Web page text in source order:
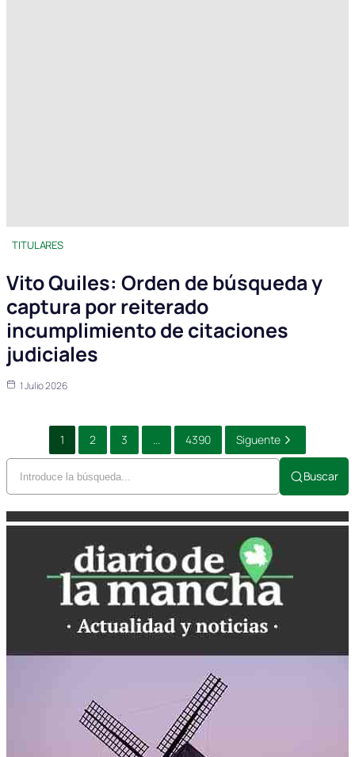
TITULARES
Vito Quiles: Orden de búsqueda y
captura por reiterado
incumplimiento de citaciones
judiciales
1 Julio 2026
1 2 3 ... 4390 Siguente
Buscar